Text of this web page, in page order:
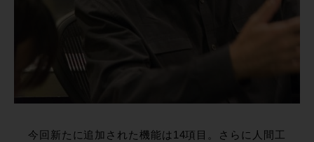
今回新たに追加された機能は14項目。さらに人間工